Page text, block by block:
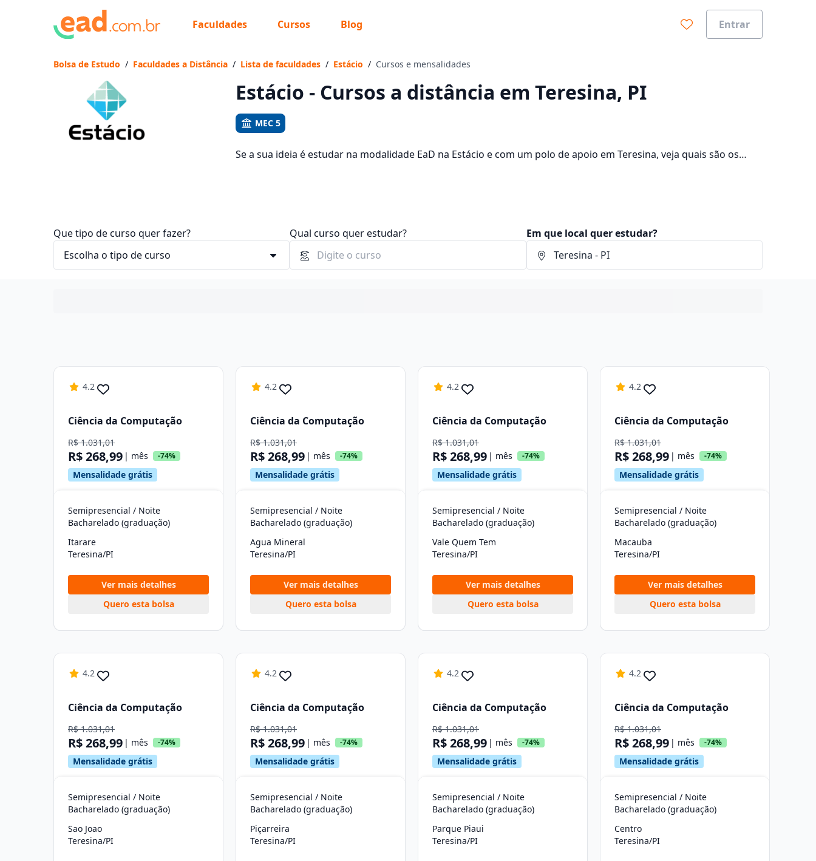
Faculdades Cursos Blog Entrar
Vamos te guiar no caminho ideal para seus estudos
Bolsa de Estudo / Faculdades a Distância / Lista de faculdades / Estácio / Cursos e mensalidades
Estácio - Cursos a distância em Teresina, PI
MEC 5
Se a sua ideia é estudar na modalidade EaD na Estácio e com um polo de apoio em Teresina, veja quais são os
Que tipo de curso quer fazer? Qual curso quer estudar? Em que local quer estudar?
4.2
Ciência da Computação
R$ 1.031,01
R$ 268,99 | mês -74%
Mensalidade grátis
Semipresencial / Noite
Bacharelado (graduação)
Itarare
Teresina/PI
Ver mais detalhes
Quero esta bolsa
4.2
Ciência da Computação
R$ 1.031,01
R$ 268,99 | mês -74%
Mensalidade grátis
Semipresencial / Noite
Bacharelado (graduação)
Agua Mineral
Teresina/PI
Ver mais detalhes
Quero esta bolsa
4.2
Ciência da Computação
R$ 1.031,01
R$ 268,99 | mês -74%
Mensalidade grátis
Semipresencial / Noite
Bacharelado (graduação)
Vale Quem Tem
Teresina/PI
Ver mais detalhes
Quero esta bolsa
4.2
Ciência da Computação
R$ 1.031,01
R$ 268,99 | mês -74%
Mensalidade grátis
Semipresencial / Noite
Bacharelado (graduação)
Macauba
Teresina/PI
Ver mais detalhes
Quero esta bolsa
4.2
Ciência da Computação
R$ 1.031,01
R$ 268,99 | mês -74%
Mensalidade grátis
Semipresencial / Noite
Bacharelado (graduação)
Sao Joao
Teresina/PI
4.2
Ciência da Computação
R$ 1.031,01
R$ 268,99 | mês -74%
Mensalidade grátis
Semipresencial / Noite
Bacharelado (graduação)
Piçarreira
Teresina/PI
4.2
Ciência da Computação
R$ 1.031,01
R$ 268,99 | mês -74%
Mensalidade grátis
Semipresencial / Noite
Bacharelado (graduação)
Parque Piaui
Teresina/PI
4.2
Ciência da Computação
R$ 1.031,01
R$ 268,99 | mês -74%
Mensalidade grátis
Semipresencial / Noite
Bacharelado (graduação)
Centro
Teresina/PI